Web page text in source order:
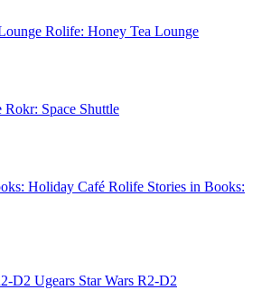
Rolife: Honey Tea Lounge
Rokr: Space Shuttle
Rolife Stories in Books:
Ugears Star Wars R2-D2